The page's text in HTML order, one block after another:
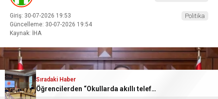
Giriş: 30-07-2026 19:53
Güncelleme: 30-07-2026 19:54
Kaynak: İHA
Politika
Sıradaki Haber
Öğrencilerden “Okullarda akıllı telefon yasaklasın” talebi